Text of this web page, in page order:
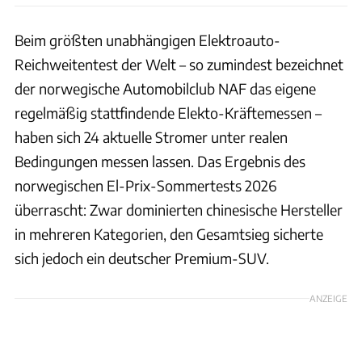
Beim größten unabhängigen Elektroauto-
Reichweitentest der Welt – so zumindest bezeichnet
der norwegische Automobilclub NAF das eigene
regelmäßig stattfindende Elekto-Kräftemessen –
haben sich 24 aktuelle Stromer unter realen
Bedingungen messen lassen. Das Ergebnis des
norwegischen El-Prix-Sommertests 2026
überrascht: Zwar dominierten chinesische Hersteller
in mehreren Kategorien, den Gesamtsieg sicherte
sich jedoch ein deutscher Premium-SUV.
ANZEIGE